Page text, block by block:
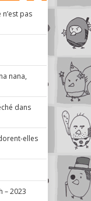
pas
nana,
dans
elles
– 2023